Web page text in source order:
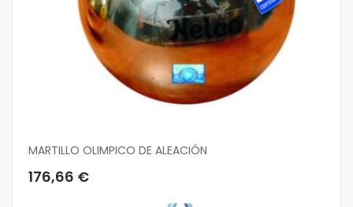
MARTILLO OLIMPICO DE ALEACIÓN
176,66 €